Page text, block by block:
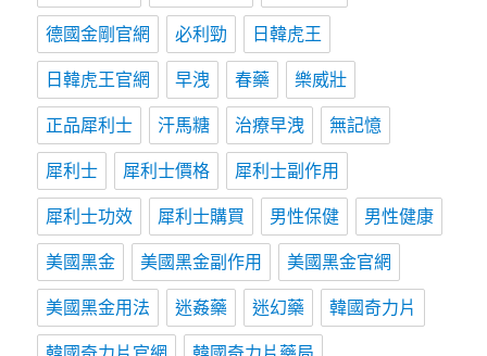
德國金剛官網 必利勁 日韓虎王
日韓虎王官網 早洩 春藥 樂威壯
正品犀利士 汗馬糖 治療早洩 無記憶
犀利士 犀利士價格 犀利士副作用
犀利士功效 犀利士購買 男性保健 男性健康
美國黑金 美國黑金副作用 美國黑金官網
美國黑金用法 迷姦藥 迷幻藥 韓國奇力片